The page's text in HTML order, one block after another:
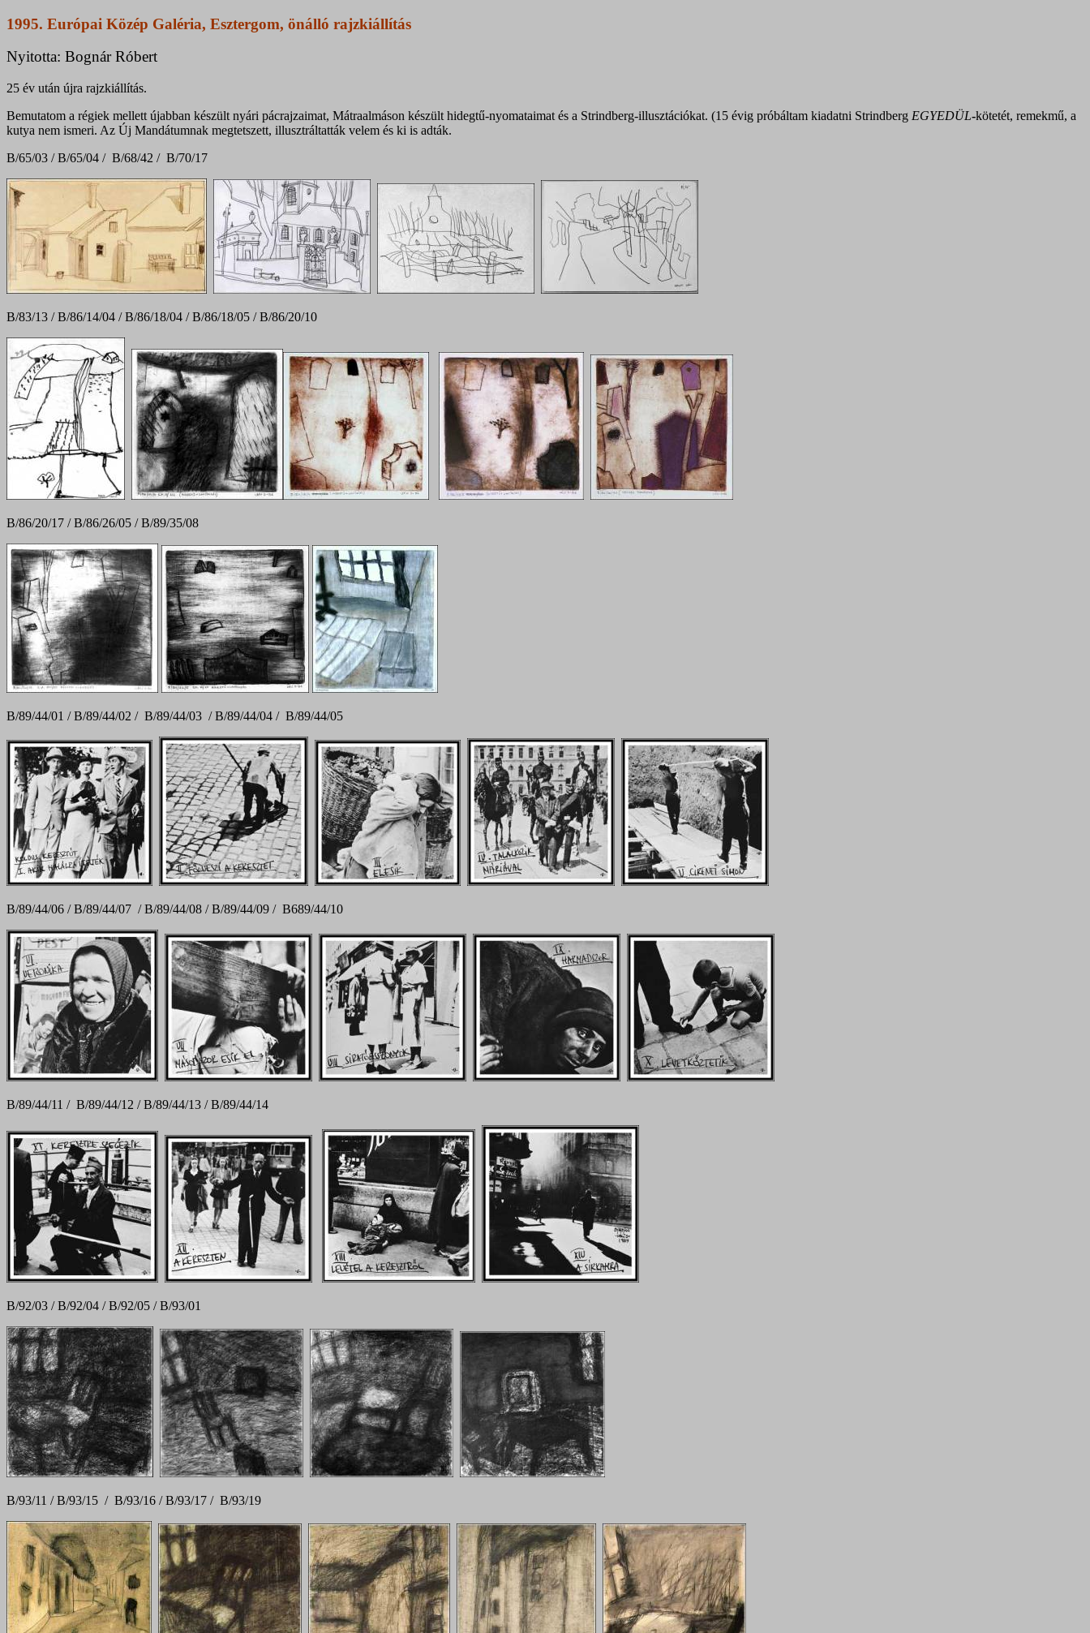
1995. Európai Közép Galéria, Esztergom, önálló rajzkiállítás
Nyitotta: Bognár Róbert
25 év után újra rajzkiállítás.
Bemutatom a régiek mellett újabban készült nyári pácrajzaimat, Mátraalmáson készült hidegtű-nyomataimat és a Strindberg-illusztációkat. (15 évig próbáltam kiadatni Strindberg EGYEDÜL-kötetét, remekmű, a
kutya nem ismeri. Az Új Mandátumnak megtetszett, illusztráltatták velem és ki is adták.
B/65/03 / B/65/04 / B/68/42 / B/70/17
B/83/13 / B/86/14/04 / B/86/18/04 / B/86/18/05 / B/86/20/10
B/86/20/17 / B/86/26/05 / B/89/35/08
B/89/44/01 / B/89/44/02 / B/89/44/03 / B/89/44/04 / B/89/44/05
B/89/44/06 / B/89/44/07 / B/89/44/08 / B/89/44/09 / B689/44/10
B/89/44/11 / B/89/44/12 / B/89/44/13 / B/89/44/14
B/92/03 / B/92/04 / B/92/05 / B/93/01
B/93/11 / B/93/15 / B/93/16 / B/93/17 / B/93/19